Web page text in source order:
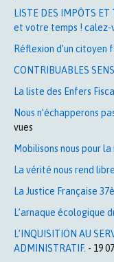
LISTE DES IMPÔTS
et votre temps ! calez-
Réflexion d’un citoyen
CONTRIBUABLES
La liste des Enfers
Nous n’échapperons
vues
Mobilisons nous pour
La vérité nous rend libre
La Justice Française
L’arnaque écologique
L’INQUISITION AU
ADMINISTRATIF. - 19